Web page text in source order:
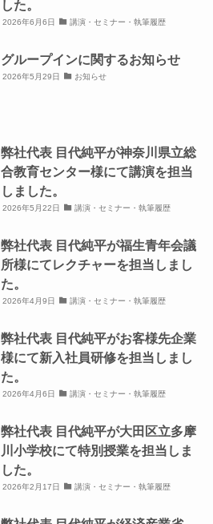
した。
2026年6月6日 講演・セミナー・執筆履歴
グループインに関するお知らせ
2026年5月29日 お知らせ
弊社代表 目代純平が神奈川県立総
合教育センター様にて講演を担当
しました。
2026年5月22日 講演・セミナー・執筆履歴
弊社代表 目代純平が福生青年会議
所様にてレクチャーを担当しまし
た。
2026年4月9日 講演・セミナー・執筆履歴
弊社代表 目代純平がお客様先企業
様にて新入社員研修を担当しまし
た。
2026年4月6日 講演・セミナー・執筆履歴
弊社代表 目代純平が大田区立多摩
川小学校にて特別授業を担当しま
した。
2026年2月17日 講演・セミナー・執筆履歴